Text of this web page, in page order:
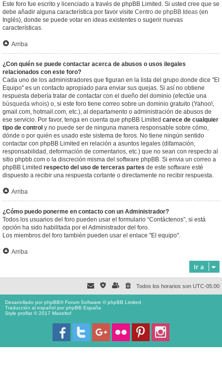
Este foro fue escrito y licenciado a través de phpBB Limited. Si usted cree que se
debe añadir alguna característica por favor visite Centro de phpBB Ideas (en
Inglés), donde se puede votar en ideas existentes o sugerir nuevas
características.
Arriba
¿Con quién se puede contactar acerca de abusos o usos ilegales
relacionados con este foro?
Cada uno de los administradores que figuran en la lista del grupo donde dice "El
Equipo" es un contacto apropiado para enviar sus quejas. Si así no obtiene
respuesta debería tratar de contactar con el dueño del dominio (efectúe una
búsqueda whois) o, si este foro tiene correo sobre un dominio gratuito (Yahoo!,
gmail.com, hotmail.com, etc.), al departamento o administración de abusos de
ese servicio. Por favor, tenga en cuenta que phpBB Limited carece de cualquier
tipo de control y no puede ser de ninguna manera responsable sobre cómo,
dónde o por quién es usado este sistema de foros. No tiene ningún sentido
contactar con phpBB Limited en relación a asuntos legales (difamación,
responsabilidad, deformación de comentarios, etc.) que no sean con respecto al
sitio phpbb.com o la discreción misma del software phpBB. Si envia un correo a
phpBB Limited respecto del uso de terceras partes de este software esté
dispuesto a recibir una respuesta cortante o directamente no recibir respuesta.
Arriba
¿Cómo puedo ponerme en contacto con un Administrador?
Todos los usuarios del foro pueden usar el formulario “Contáctenos”, si está
opción ha sido habilitada por el Administrador del foro.
Los miembros del foro también pueden usar el enlace "El equipo".
Arriba
Ir a
Todos los horarios son UTC-05:00
Desarrollado porphpBB® Forum Software © phpBB Limited
Traducción al español porphpBB España
Style proflat © 2017 Mazeltof